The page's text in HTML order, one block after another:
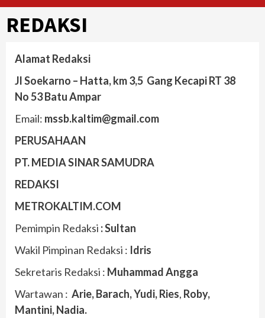
REDAKSI
Alamat Redaksi
Jl Soekarno – Hatta, km 3,5 Gang Kecapi RT 38
No 53 Batu Ampar
Email: mssb.kaltim@gmail.com
PERUSAHAAN
PT. MEDIA SINAR SAMUDRA
REDAKSI
METROKALTIM.COM
Pemimpin Redaksi : Sultan
Wakil Pimpinan Redaksi : Idris
Sekretaris Redaksi : Muhammad Angga
Wartawan : Arie, Barach, Yudi, Ries, Roby,
Mantini,Nadia.